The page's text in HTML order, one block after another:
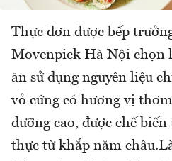
Thực đơn được bếp
Movenpick Hà Nội chọn
ăn sử dụng nguyên liệu
vỏ cứng có hương vị
dưỡng cao, được chế
thực từ khắp năm